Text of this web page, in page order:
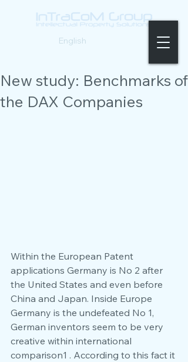
English
New study: Benchmarks of
the DAX Companies
Within the European Patent
applications Germany is No 2 after
the United States and even before
China and Japan. Inside Europe
Germany is the undefeated No 1,
German inventors seem to be very
creative within international
comparison1 . According to this fact it